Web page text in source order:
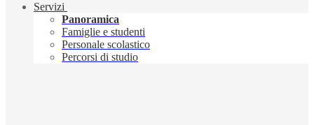
Servizi
Panoramica
Famiglie e studenti
Personale scolastico
Percorsi di studio